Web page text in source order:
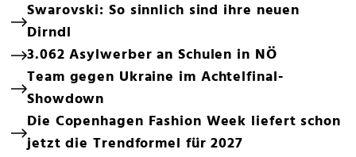
Swarovski: So sinnlich sind ihre neuen
Dirndl
3.062 Asylwerber an Schulen in NÖ
Team gegen Ukraine im Achtelfinal-
Showdown
Die Copenhagen Fashion Week liefert schon
jetzt die Trendformel für 2027